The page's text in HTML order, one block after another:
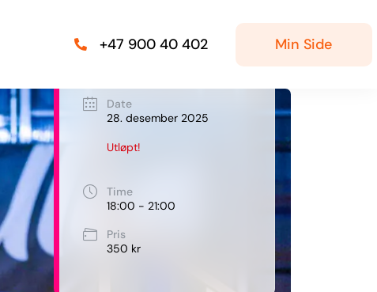
+47 900 40 402 Min Side
Date
28. desember 2025
Utløpt!
Time
18:00 - 21:00
Pris
350 kr